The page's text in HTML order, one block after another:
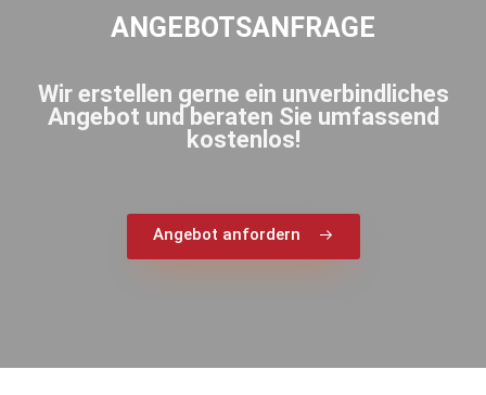
ANGEBOTSANFRAGE
Wir erstellen gerne ein unverbindliches
Angebot und beraten Sie umfassend
kostenlos!
Angebot anfordern